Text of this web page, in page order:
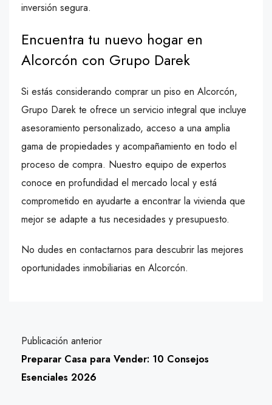
inversión segura.
Encuentra tu nuevo hogar en
Alcorcón con Grupo Darek
Si estás considerando comprar un piso en Alcorcón,
Grupo Darek te ofrece un servicio integral que incluye
asesoramiento personalizado, acceso a una amplia
gama de propiedades y acompañamiento en todo el
proceso de compra. Nuestro equipo de expertos
conoce en profundidad el mercado local y está
comprometido en ayudarte a encontrar la vivienda que
mejor se adapte a tus necesidades y presupuesto.
No dudes en contactarnos para descubrir las mejores
oportunidades inmobiliarias en Alcorcón.
Publicación anterior
Preparar Casa para Vender: 10 Consejos
Esenciales 2026